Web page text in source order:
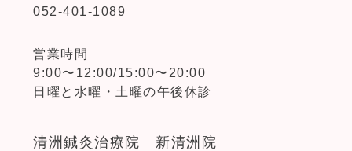
052-401-1089
営業時間
9:00〜12:00/15:00〜20:00
日曜と水曜・土曜の午後休診
清洲鍼灸治療院 新清洲院